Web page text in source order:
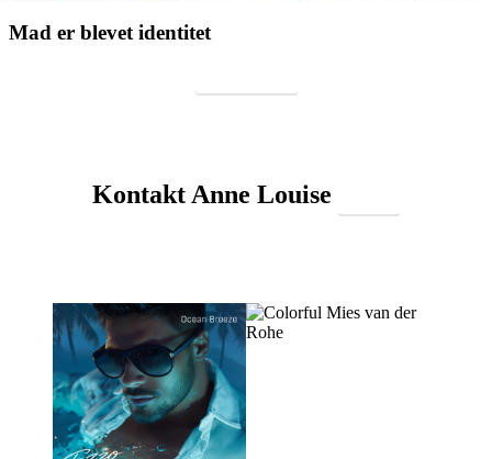
Mad er blevet identitet
Kontakt Anne Louise